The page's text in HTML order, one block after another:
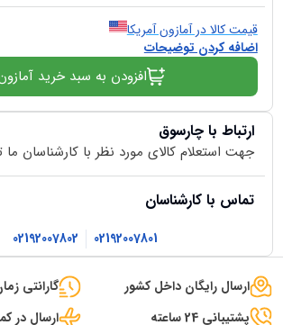
قیمت کالا در آمازون آمریکا
اضافه کردن توضیحات
افزودن به سبد خرید
ارتباط با چارسوق
جهت استعلام کالای مورد نظر با کارشناسان
تماس با کارشناسان
02192007801
02192007802
ارسال رایگان داخل کشور
گارانتی
پشتیبانی 24 ساعته
ارسال در